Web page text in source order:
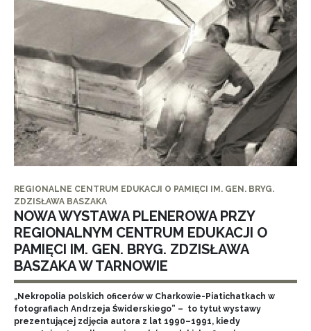
REGIONALNE CENTRUM EDUKACJI O PAMIĘCI IM. GEN. BRYG.
ZDZISŁAWA BASZAKA
NOWA WYSTAWA PLENEROWA PRZY
REGIONALNYM CENTRUM EDUKACJI O
PAMIĘCI IM. GEN. BRYG. ZDZISŁAWA
BASZAKA W TARNOWIE
„Nekropolia polskich oficerów w Charkowie-Piatichatkach w
fotografiach Andrzeja Świderskiego” – to tytuł wystawy
prezentującej zdjęcia autora z lat 1990–1991, kiedy